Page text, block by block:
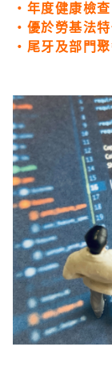
・年度健康檢查
・優於勞基法
・尾牙及部門